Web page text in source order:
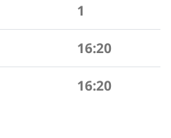
1
16:20
16:20